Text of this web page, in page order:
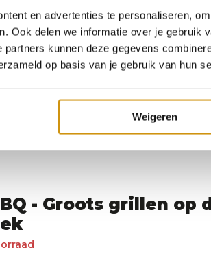
en advertenties te personaliseren,
Ook delen we informatie over je gebruik
kunnen deze gegevens
op basis van je gebruik van hun
Weigeren
- Groots grillen op